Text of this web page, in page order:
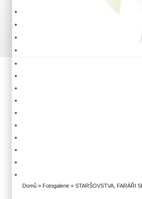
Domů » Fotogalerie » STARŠOVSTVA, FARÁŘI